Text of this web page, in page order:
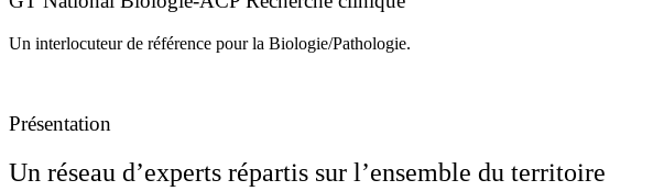
Un interlocuteur de référence pour la Biologie/Pathologie.
Présentation
Un réseau d’experts répartis sur l’ensemble du territoire